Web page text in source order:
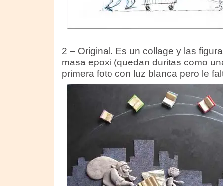
2 – Original. Es un collage y las
masa epoxi (quedan duritas como
primera foto con luz blanca pero le